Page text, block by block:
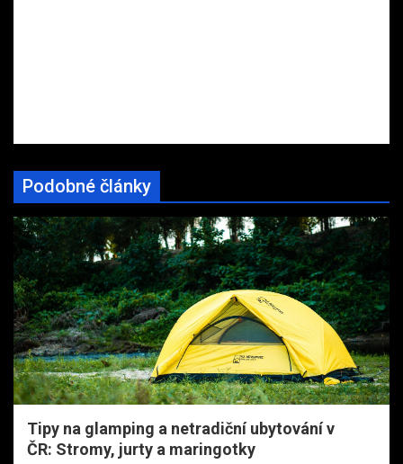
Podobné články
Tipy na glamping a netradiční ubytování v
ČR: Stromy, jurty a maringotky